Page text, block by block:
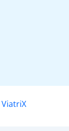
ViatriX